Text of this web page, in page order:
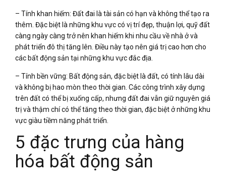
– Tính khan hiếm: Đất đai là tài sản có hạn và không thể tạo ra
thêm. Đặc biệt là những khu vực có vị trí đẹp, thuận lợi, quỹ đất
càng ngày càng trở nên khan hiếm khi nhu cầu về nhà ở và
phát triển đô thị tăng lên. Điều này tạo nên giá trị cao hơn cho
các bất động sản tại những khu vực đắc địa.
– Tính bền vững: Bất động sản, đặc biệt là đất, có tính lâu dài
và không bị hao mòn theo thời gian. Các công trình xây dựng
trên đất có thể bị xuống cấp, nhưng đất đai vẫn giữ nguyên giá
trị và thậm chí có thể tăng theo thời gian, đặc biệt ở những khu
vực giàu tiềm năng phát triển.
5 đặc trưng của hàng
hóa bất động sản